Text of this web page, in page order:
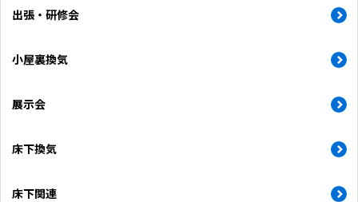
出張・研修会
小屋裏換気
展示会
床下換気
床下関連